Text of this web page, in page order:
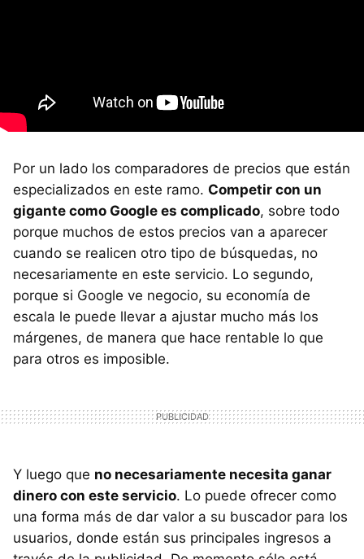
Por un lado los comparadores de precios que están
especializados en este ramo. Competir con un
gigante como Google es complicado, sobre todo
porque muchos de estos precios van a aparecer
cuando se realicen otro tipo de búsquedas, no
necesariamente en este servicio. Lo segundo,
porque si Google ve negocio, su economía de
escala le puede llevar a ajustar mucho más los
márgenes, de manera que hace rentable lo que
para otros es imposible.
Y luego que no necesariamente necesita ganar
dinero con este servicio. Lo puede ofrecer como
una forma más de dar valor a su buscador para los
usuarios, donde están sus principales ingresos a